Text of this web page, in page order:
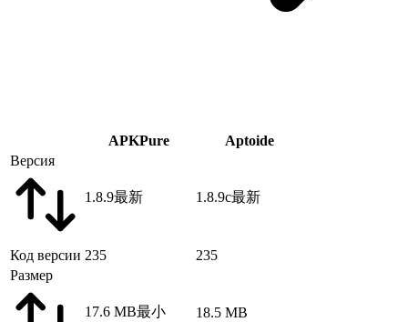
APKPure
Aptoide
Версия
1.8.9最新 1.8.9c最新
Код версии 235
235
Размер
17.6 MB最小 18.5 MB